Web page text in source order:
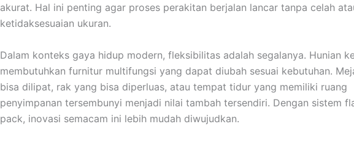
akurat. Hal ini penting agar proses perakitan berjalan lancar tanpa celah
ketidaksesuaian ukuran.
Dalam konteks gaya hidup modern, fleksibilitas adalah segalanya. Hunian
membutuhkan furnitur multifungsi yang dapat diubah sesuai kebutuhan.
bisa dilipat, rak yang bisa diperluas, atau tempat tidur yang memiliki ruang
penyimpanan tersembunyi menjadi nilai tambah tersendiri. Dengan sistem
pack, inovasi semacam ini lebih mudah diwujudkan.